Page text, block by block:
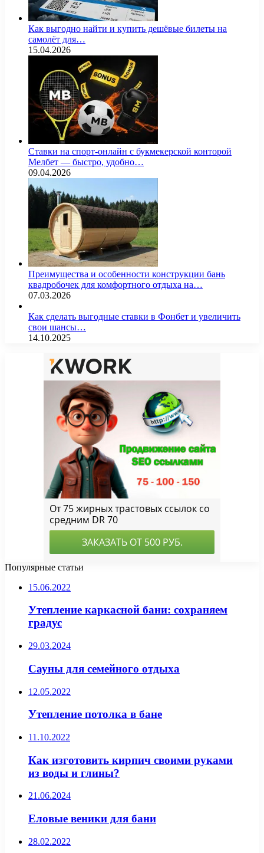
Как выгодно найти и купить дешёвые билеты на
самолёт для…
15.04.2026
Ставки на спорт-онлайн с букмекерской конторой
Мелбет — быстро, удобно…
09.04.2026
Преимущества и особенности конструкции бань
квадробочек для комфортного отдыха на…
07.03.2026
Как сделать выгодные ставки в Фонбет и увеличить
свои шансы…
14.10.2025
Популярные статьи
15.06.2022
Утепление каркасной бани: сохраняем
градус
29.03.2024
Сауны для семейного отдыха
12.05.2022
Утепление потолка в бане
11.10.2022
Как изготовить кирпич своими руками
из воды и глины?
21.06.2024
Еловые веники для бани
28.02.2022